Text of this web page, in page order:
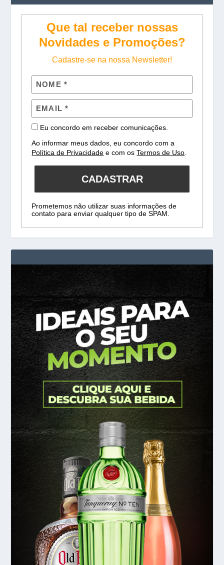
Que tal receber nossas
Novidades e Promoções?
Cadastre-se na nossa Newsletter!
Eu concordo em receber comunicações.
Ao informar meus dados, eu concordo com a
Política de Privacidade e com osTermos de Uso
CADASTRAR
Prometemos não utilizar suas informações de
contato para enviar qualquer tipo de SPAM.